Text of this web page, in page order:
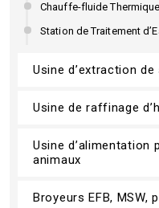
Chauffe-fluide Thermique
Station de Traitement
Usine d’extraction
Usine de raffinage
Usine
animaux
Broyeurs EFB,